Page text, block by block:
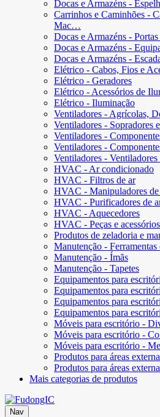
Docas e Armazéns -
Carrinhos e Caminhões -
Mac…
Docas e Armazéns -
Docas e Armazéns -
Docas e Armazéns -
Elétrico - Cabos, Fios e
Elétrico - Geradores
Elétrico - Acessórios de
Elétrico - Iluminação
Ventiladores - Agrícolas,
Ventiladores - Sopradores
Ventiladores -
Ventiladores -
Ventiladores -
HVAC - Ar condicionado
HVAC - Filtros de ar
HVAC - Manipuladores de
HVAC - Purificadores de
HVAC - Aquecedores
HVAC - Peças e acessórios
Produtos de zeladoria e
Manutenção -
Manutenção - Ímãs
Manutenção - Tapetes
Equipamentos para
Equipamentos para
Equipamentos para
Equipamentos para
Móveis para escritório -
Móveis para escritório -
Móveis para escritório -
Produtos para áreas
Produtos para áreas
Mais categorias de produtos
Nav